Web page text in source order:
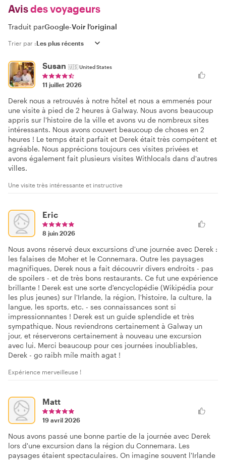
Avisdes voyageurs
Traduit parGoogle-Voir l'original
Trier par :
Susan 🇺🇸United States
11 juillet 2026
Derek nous a retrouvés à notre hôtel et nous a emmenés pour
une visite à pied de 2 heures à Galway. Nous avons beaucoup
appris sur l'histoire de la ville et avons vu de nombreux sites
intéressants. Nous avons couvert beaucoup de choses en 2
heures ! Le temps était parfait et Derek était très compétent et
agréable. Nous apprécions toujours ces visites privées et
avons également fait plusieurs visites Withlocals dans d'autres
villes.
Une visite très intéressante et instructive
Eric
8 juin 2026
Nous avons réservé deux excursions d'une journée avec Derek :
les falaises de Moher et le Connemara. Outre les paysages
magnifiques, Derek nous a fait découvrir divers endroits - pas
de spoilers - et de très bons restaurants. Ce fut une expérience
brillante ! Derek est une sorte d'encyclopédie (Wikipédia pour
les plus jeunes) sur l'Irlande, la région, l'histoire, la culture, la
langue, les sports, etc. - ses connaissances sont si
impressionnantes ! Derek est un guide splendide et très
sympathique. Nous reviendrons certainement à Galway un
jour, et réserverons certainement à nouveau une excursion
avec lui. Merci beaucoup pour ces journées inoubliables,
Derek - go raibh míle maith agat !
Expérience merveilleuse !
Matt
19 avril 2026
Nous avons passé une bonne partie de la journée avec Derek
lors d'une excursion dans la région du Connemara. Les
paysages étaient spectaculaires. On imagine souvent l'Irlande